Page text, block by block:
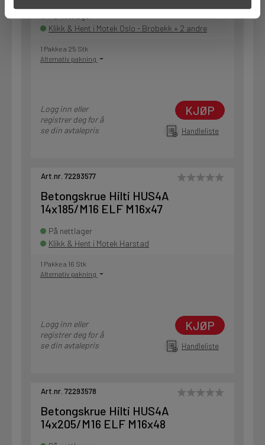
Klikk & Hent i Motek Oslo - Brobekk + 2 andre
1 Pakke a 25 Stk
Alternativ pakning
Logg inn eller
registrer deg for å
se din avtalepris
KJØP
Handleliste
Art.nr. 72293577
Betongskrue Hilti HUS4A
14x185/M16 ELF M16x47
På nettlager
Klikk & Hent i Motek Harstad
1 Pakke a 16 Stk
Alternativ pakning
Logg inn eller
registrer deg for å
se din avtalepris
KJØP
Handleliste
Art.nr. 72293578
Betongskrue Hilti HUS4A
14x205/M16 ELF M16x48